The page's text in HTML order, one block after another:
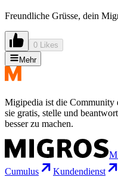
Freundliche Grüsse, dein
0 Likes
Mehr
Migipedia ist die Community
sie gratis, stelle und
besser zu machen.
Cumulus
Kundendienst